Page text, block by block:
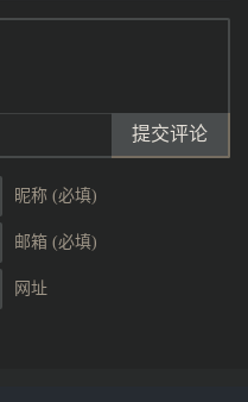
提交评论
昵称 (必填)
邮箱 (必填)
网址